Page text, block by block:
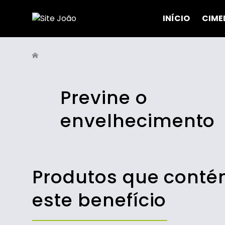
INÍCIO
Previne o
envelhecimento
Produtos que
este benefício